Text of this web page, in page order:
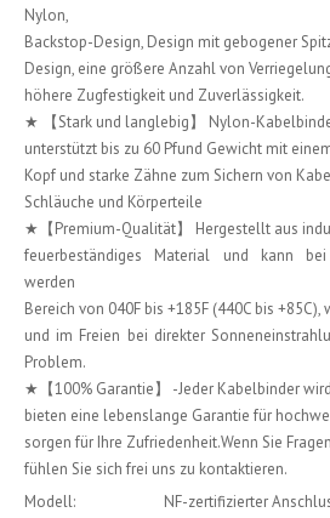
Nylon,
Backstop-Design, Design mit gebogener
Design, eine größere Anzahl von
höhere Zugfestigkeit und Zuverlässigkeit.
★ 【Stark und langlebig】 Nylon-
unterstützt bis zu 60 Pfund Gewicht mit
Kopf und starke Zähne zum Sichern von
Schläuche und Körperteile
★【Premium-Qualität】 Hergestellt aus
feuerbeständiges Material und kann
werden
Bereich von 040F bis +185F (440C bis
und im Freien bei direkter
Problem.
★【100% Garantie】 -Jeder Kabelbinder
bieten eine lebenslange Garantie für
sorgen für Ihre Zufriedenheit.Wenn Sie
fühlen Sie sich frei uns zu kontaktieren.
Modell:
NF-zertifizierter